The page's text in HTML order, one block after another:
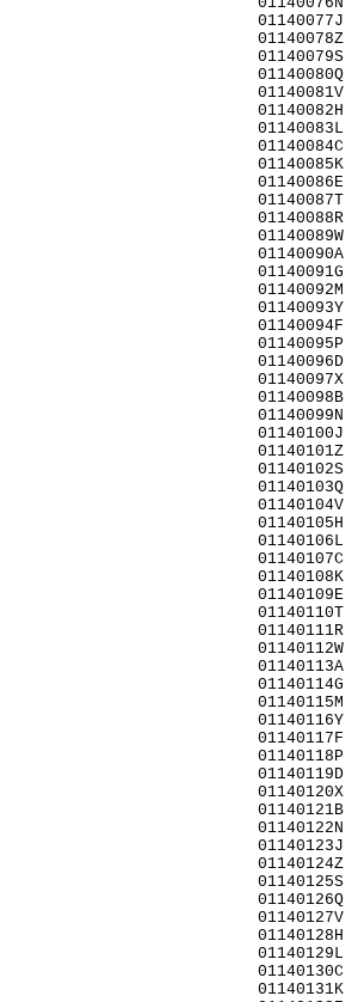
01140077J
01140078Z
01140079S
01140080Q
01140081V
01140082H
01140083L
01140084C
01140085K
01140086E
01140087T
01140088R
01140089W
01140090A
01140091G
01140092M
01140093Y
01140094F
01140095P
01140096D
01140097X
01140098B
01140099N
01140100J
01140101Z
01140102S
01140103Q
01140104V
01140105H
01140106L
01140107C
01140108K
01140109E
01140110T
01140111R
01140112W
01140113A
01140114G
01140115M
01140116Y
01140117F
01140118P
01140119D
01140120X
01140121B
01140122N
01140123J
01140124Z
01140125S
01140126Q
01140127V
01140128H
01140129L
01140130C
01140131K